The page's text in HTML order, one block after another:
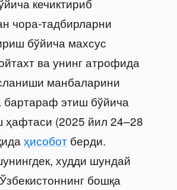
чора-тадбирларни
бўйича махсус
ва унинг атрофида
манбаларини
бартараф этиш бўйича
ҳафтаси (2025 йил 24–28
ҳисобот берди.
худди шундай
бошқа